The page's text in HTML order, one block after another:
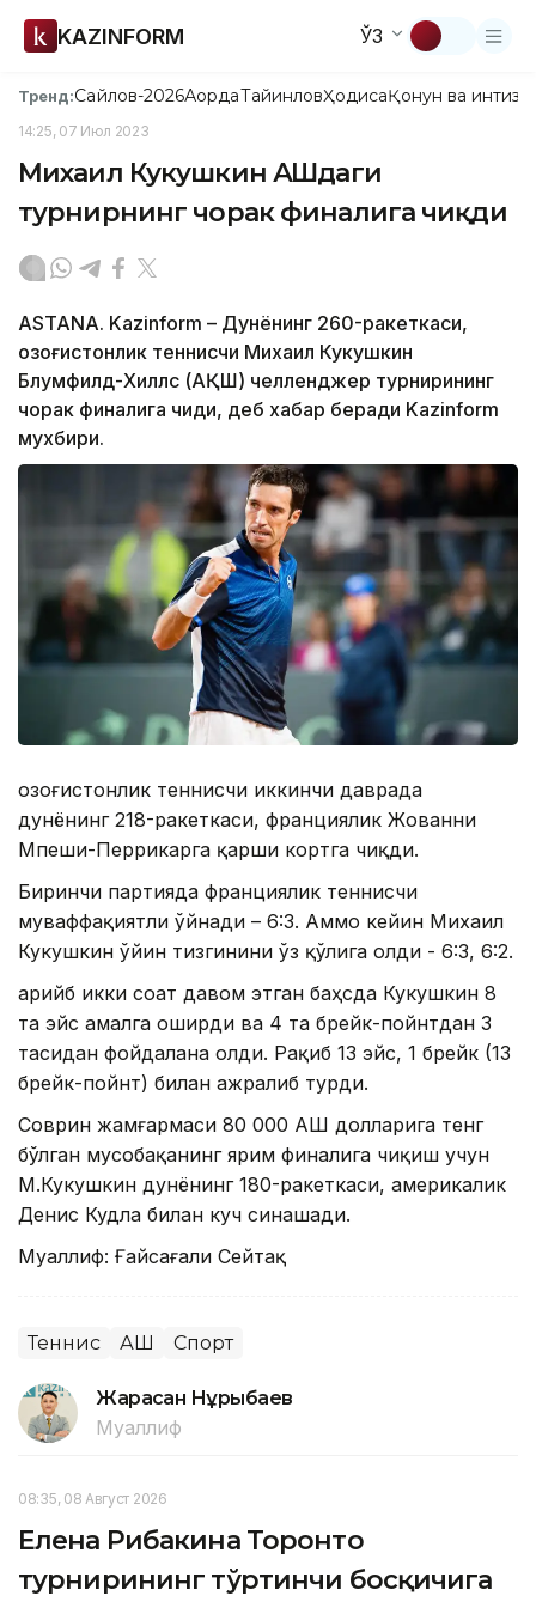
KAZINFORM ЎЗ
Тренд:Сайлов-2026АқордаТайинловҲодисаҚонун ва
14:25, 07 Июл 2023
Михаил Кукушкин АҚШдаги
турнирнинг чорак финалига чиқди
ASTANA. Kazinform – Дунёнинг 260-ракеткаси,
қозоғистонлик теннисчи Михаил Кукушкин
Блумфилд-Хиллс (АҚШ) челленджер турнирининг
чорак финалига чиқди, деб хабар беради Kazinform
мухбири.
Қозоғистонлик теннисчи иккинчи даврада
дунёнинг 218-ракеткаси, франциялик Жованни
Мпеши-Перрикарга қарши кортга чиқди.
Биринчи партияда франциялик теннисчи
муваффақиятли ўйнади – 6:3. Аммо кейин Михаил
Кукушкин ўйин тизгинини ўз қўлига олди - 6:3, 6:2.
Қарийб икки соат давом этган баҳсда Кукушкин 8
та эйс амалга оширди ва 4 та брейк-пойнтдан 3
тасидан фойдалана олди. Рақиб 13 эйс, 1 брейк (13
брейк-пойнт) билан ажралиб турди.
Соврин жамғармаси 80 000 АҚШ долларига тенг
бўлган мусобақанинг ярим финалига чиқиш учун
М.Кукушкин дунёнинг 180-ракеткаси, америкалик
Денис Кудла билан куч синашади.
Муаллиф: Ғайсағали Сейтақ
Теннис АҚШ Спорт
Жарасқан Нұрыбаев
Муаллиф
08:35, 08 Август 2026
Елена Рибакина Торонто
турнирининг тўртинчи босқичига